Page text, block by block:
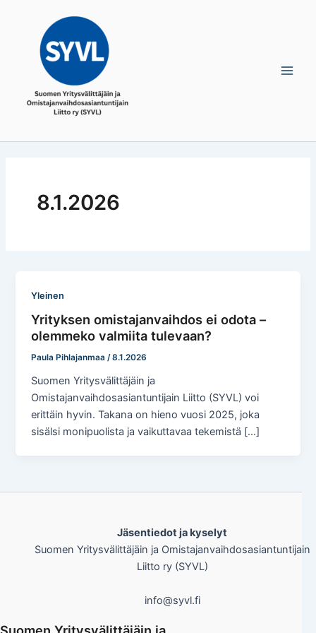
8.1.2026
Yleinen
Yrityksen omistajanvaihdos ei odota –
olemmeko valmiita tulevaan?
Paula Pihlajanmaa/8.1.2026
Suomen Yritysvälittäjäin ja
Omistajanvaihdosasiantuntijain Liitto (SYVL) voi
erittäin hyvin. Takana on hieno vuosi 2025, joka
sisälsi monipuolista ja vaikuttavaa tekemistä […]
Jäsentiedot ja kyselyt
Suomen Yritysvälittäjäin ja Omistajanvaihdosasiantuntijain
Liitto ry (SYVL)
info@syvl.fi